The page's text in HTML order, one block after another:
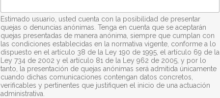
Estimado usuario, usted cuenta con la posibilidad de presentar
quejas o denuncias anónimas. Tenga en cuenta que se aceptarán
quejas presentadas de manera anónima, siempre que cumplan con
las condiciones establecidas en la normativa vigente, conforme a lo
dispuesto en el artículo 38 de la Ley 190 de 1995, el artículo 69 de la
Ley 734 de 2002 y el artículo 81 de la Ley 962 de 2005, y por lo
tanto, la presentación de quejas anónimas será admitida únicamente
cuando dichas comunicaciones contengan datos concretos,
verificables y pertinentes que justifiquen el inicio de una actuación
administrativa.